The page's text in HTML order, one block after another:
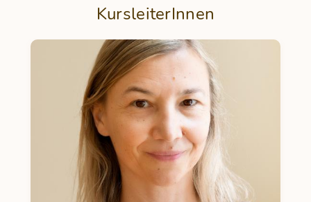
KursleiterInnen